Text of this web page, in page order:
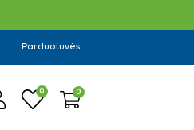
Parduotuvės
0 0